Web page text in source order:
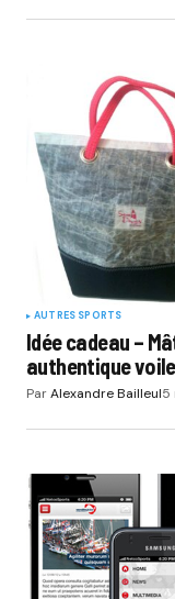
AUTRES SPORTS
Idée cadeau –
authentique
ParAlexandre Bailleul5